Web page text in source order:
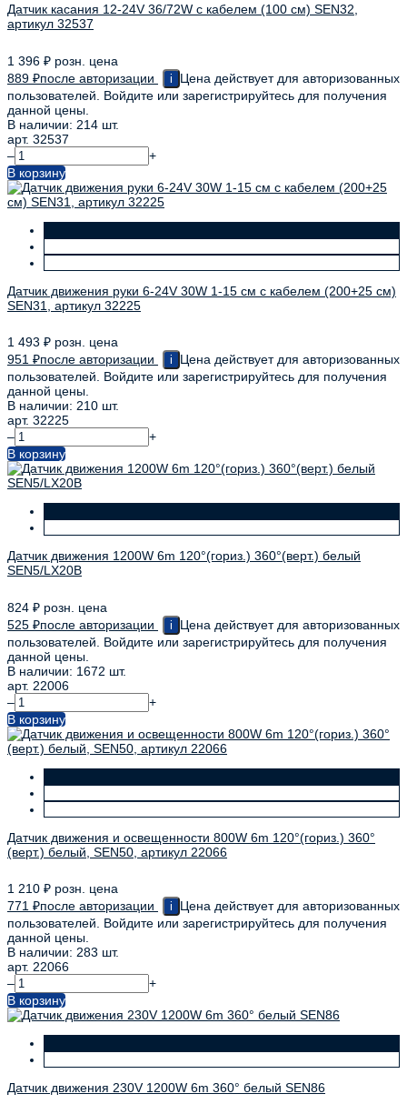
Датчик касания 12-24V 36/72W с кабелем (100 см) SEN32,
артикул 32537
1 396 ₽ розн. цена
889 ₽после авторизации i
Цена действует для авторизованных
пользователей. Войдите или зарегистрируйтесь для получения
данной цены.
В наличии: 214 шт.
арт. 32537
–
+
В корзину
Датчик движения руки 6-24V 30W 1-15 см с кабелем (200+25 см)
SEN31, артикул 32225
1 493 ₽ розн. цена
951 ₽после авторизации i
Цена действует для авторизованных
пользователей. Войдите или зарегистрируйтесь для получения
данной цены.
В наличии: 210 шт.
арт. 32225
–
+
В корзину
Датчик движения 1200W 6m 120°(гориз.) 360°(верт.) белый
SEN5/LX20B
824 ₽ розн. цена
525 ₽после авторизации i
Цена действует для авторизованных
пользователей. Войдите или зарегистрируйтесь для получения
данной цены.
В наличии: 1672 шт.
арт. 22006
–
+
В корзину
Датчик движения и освещенности 800W 6m 120°(гориз.) 360°
(верт.) белый, SEN50, артикул 22066
1 210 ₽ розн. цена
771 ₽после авторизации i
Цена действует для авторизованных
пользователей. Войдите или зарегистрируйтесь для получения
данной цены.
В наличии: 283 шт.
арт. 22066
–
+
В корзину
Датчик движения 230V 1200W 6m 360° белый SEN86